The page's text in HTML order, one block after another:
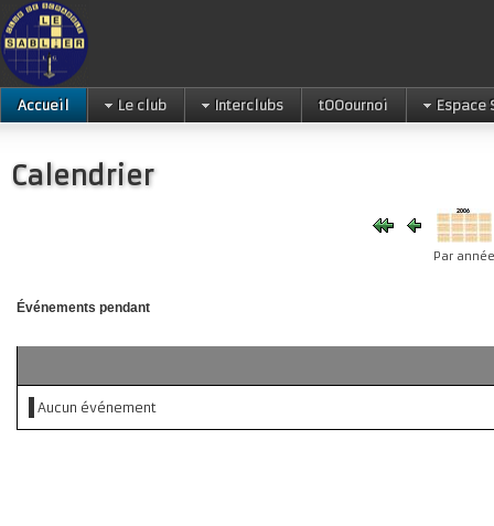
Accueil Le club Interclubs tOOournoi Espace
Calendrier
Par année
Événements pendant
Aucun événement